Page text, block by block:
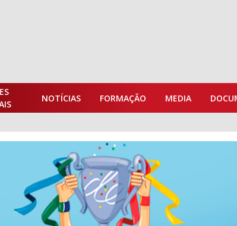
NOTÍCIAS FORMAÇÃO MEDIA